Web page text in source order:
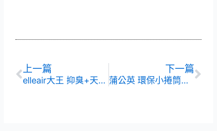
上一頁
上一篇
elleair大王 抑臭+天然淨味捲筒衛生紙
下一篇
蒲公英 環保小捲筒衛生紙
下